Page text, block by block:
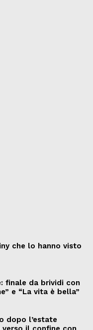
che lo hanno visto
finale da brividi con
e “La vita è bella”
dopo l’estate